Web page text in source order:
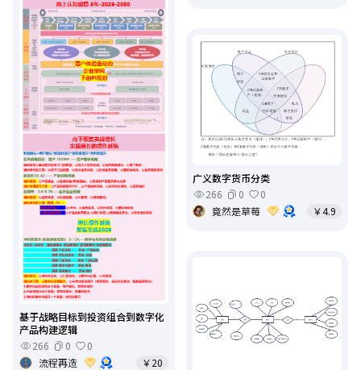
基于战略目标到投资组合到数字化
产品构建逻辑
266
0
0
流程再造
￥20
广义数字货币分类
266
0
0
竟然是草莓
￥4.9